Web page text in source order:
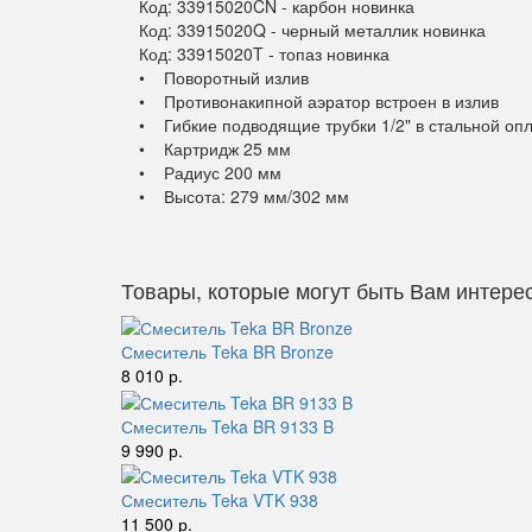
Код: 33915020CN - карбон новинка
Код: 33915020Q - черный металлик новинка
Код: 33915020T - топаз новинка
• Поворотный излив
• Противонакипной аэратор встроен в излив
• Гибкие подводящие трубки 1/2" в стальной
• Картридж 25 мм
• Радиус 200 мм
• Высота: 279 мм/302 мм
Товары, которые могут быть Вам
Смеситель Teka BR Bronze
8 010 р.
Смеситель Teka BR 9133 B
9 990 р.
Смеситель Teka VTK 938
11 500 р.